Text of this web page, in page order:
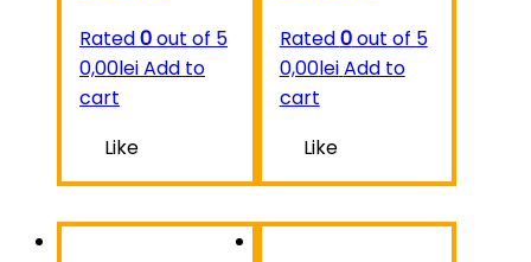
Rated0out of 5
0,00leiAdd to
cart
Like
Rated0out of 5
0,00leiAdd to
cart
Like